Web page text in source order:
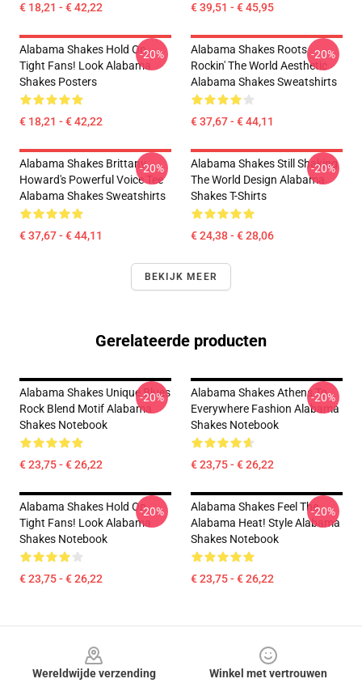
€ 18,21 - € 42,22 € 39,51 - € 45,95
Alabama Shakes Hold On
Tight Fans! Look Alabama
Shakes Posters
€ 18,21 - € 42,22
-20%
Alabama Shakes Roots
Rockin' The World Aesthetic
Alabama Shakes Sweatshirts
€ 37,67 - € 44,11
-20%
Alabama Shakes Brittany
Howard's Powerful Voice Tee
Alabama Shakes Sweatshirts
€ 37,67 - € 44,11
-20%
Alabama Shakes Still Shaking
The World Design Alabama
Shakes T-Shirts
€ 24,38 - € 28,06
-20%
BEKIJK MEER
Gerelateerde producten
Alabama Shakes Unique Blues
Rock Blend Motif Alabama
Shakes Notebook
€ 23,75 - € 26,22
-20%
Alabama Shakes Athens To
Everywhere Fashion Alabama
Shakes Notebook
€ 23,75 - € 26,22
-20%
Alabama Shakes Hold On
Tight Fans! Look Alabama
Shakes Notebook
€ 23,75 - € 26,22
-20%
Alabama Shakes Feel The
Alabama Heat! Style Alabama
Shakes Notebook
€ 23,75 - € 26,22
-20%
Wereldwijde verzending
Winkel met vertrouwen